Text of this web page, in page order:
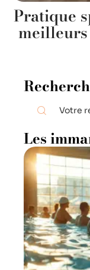
Pratique
Les